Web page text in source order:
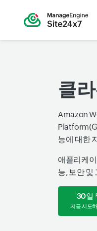
클
Amazon
능에 대한
애플리케
능, 보안 및
30일
지금 시도